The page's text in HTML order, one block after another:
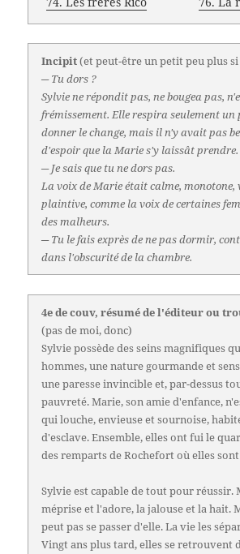
Incipit(et peut-être un petit peu plus
─ Tu dors ?
Sylvie ne répondit pas, ne bougea pas,
frémissement. Elle respira seulement un
donner le change, mais il n'y avait pas
d'espoir que la Marie s'y laissât prendre.
─ Je sais que tu ne dors pas.
La voix de Marie était calme, monotone,
plaintive, comme la voix de certaines
des malheurs.
─ Tu le fais exprès de ne pas dormir,
dans l'obscurité de la chambre.
4e de couv, résumé de l'éditeur ou
(pas de moi, donc)
Sylvie possède des seins magnifiques
hommes, une nature gourmande et
une paresse invincible et, par-dessus
pauvreté. Marie, son amie d'enfance,
qui louche, envieuse et sournoise,
d'esclave. Ensemble, elles ont fui le
des remparts de Rochefort où elles sont
Sylvie est capable de tout pour réussir.
méprise et l'adore, la jalouse et la hait.
peut pas se passer d'elle. La vie les
Vingt ans plus tard, elles se retrouvent